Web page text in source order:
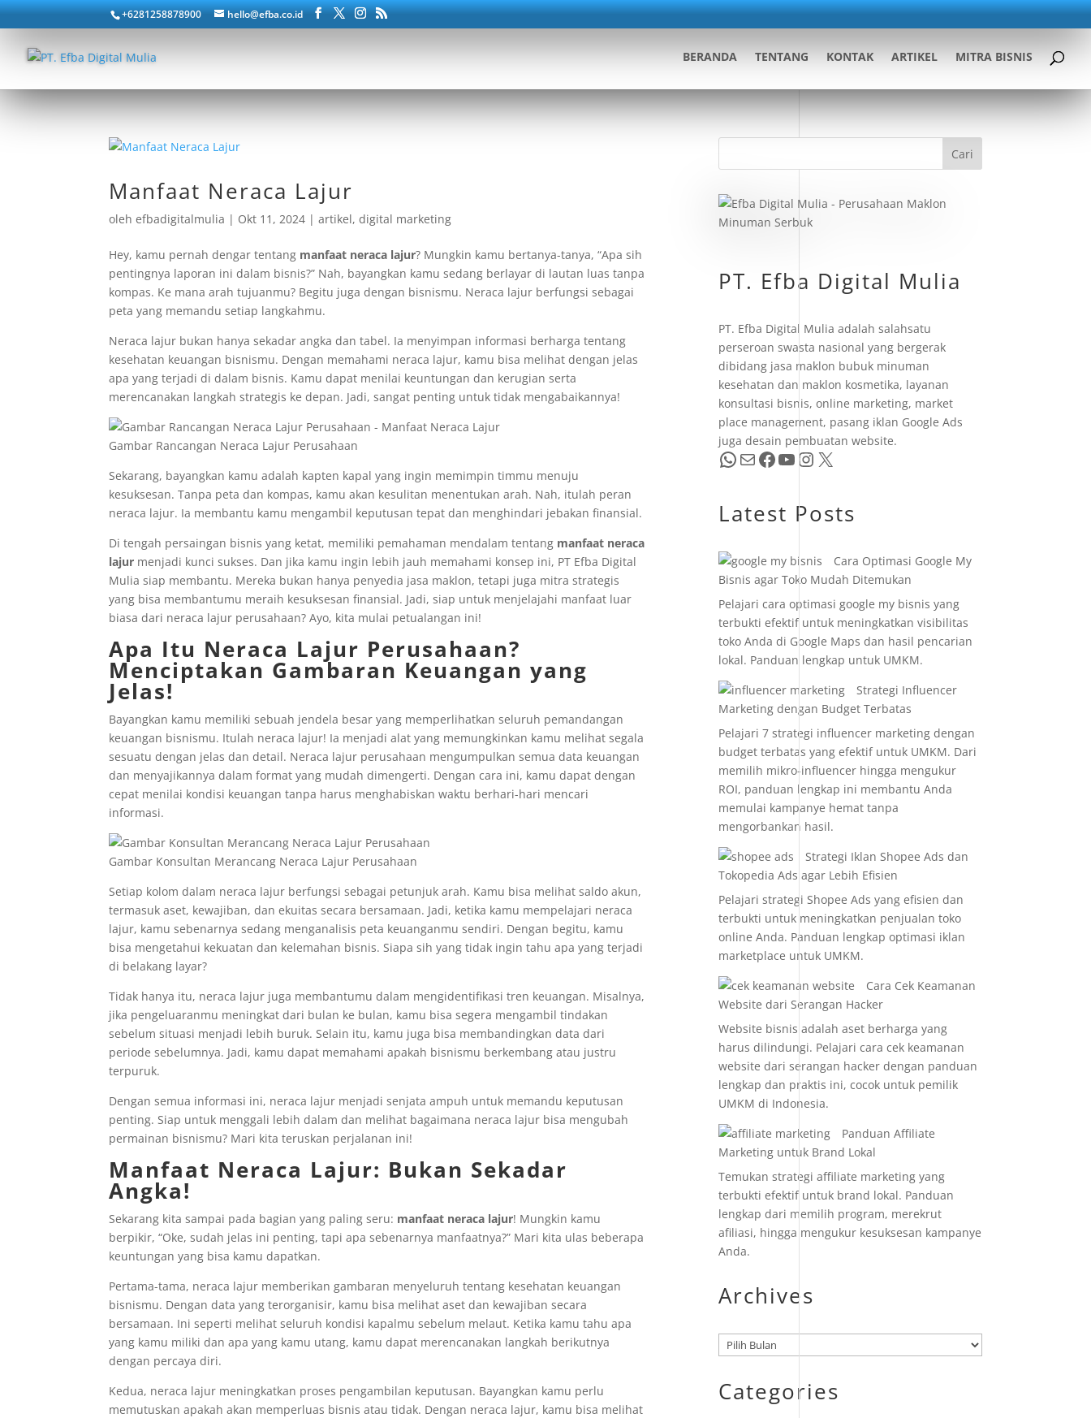
+6281258878900 hello@efba.co.id
BERANDA TENTANG KONTAK ARTIKEL MITRA BISNIS
Manfaat Neraca Lajur
olehefbadigitalmulia | Okt 11, 2024 |artikel,digital marketing
Hey, kamu pernah dengar tentang manfaat neraca lajur? Mungkin kamu bertanya-tanya, “Apa sih
pentingnya laporan ini dalam bisnis?” Nah, bayangkan kamu sedang berlayar di lautan luas tanpa
kompas. Ke mana arah tujuanmu? Begitu juga dengan bisnismu. Neraca lajur berfungsi sebagai
peta yang memandu setiap langkahmu.
Neraca lajur bukan hanya sekadar angka dan tabel. Ia menyimpan informasi berharga tentang
kesehatan keuangan bisnismu. Dengan memahami neraca lajur, kamu bisa melihat dengan jelas
apa yang terjadi di dalam bisnis. Kamu dapat menilai keuntungan dan kerugian serta
merencanakan langkah strategis ke depan. Jadi, sangat penting untuk tidak mengabaikannya!
Gambar Rancangan Neraca Lajur Perusahaan
Sekarang, bayangkan kamu adalah kapten kapal yang ingin memimpin timmu menuju
kesuksesan. Tanpa peta dan kompas, kamu akan kesulitan menentukan arah. Nah, itulah peran
neraca lajur. Ia membantu kamu mengambil keputusan tepat dan menghindari jebakan finansial.
Di tengah persaingan bisnis yang ketat, memiliki pemahaman mendalam tentang manfaat neraca
lajur menjadi kunci sukses. Dan jika kamu ingin lebih jauh memahami konsep ini, PT Efba Digital
Mulia siap membantu. Mereka bukan hanya penyedia jasa maklon, tetapi juga mitra strategis
yang bisa membantumu meraih kesuksesan finansial. Jadi, siap untuk menjelajahi manfaat luar
biasa dari neraca lajur perusahaan? Ayo, kita mulai petualangan ini!
Apa Itu Neraca Lajur Perusahaan?
Menciptakan Gambaran Keuangan yang
Jelas!
Bayangkan kamu memiliki sebuah jendela besar yang memperlihatkan seluruh pemandangan
keuangan bisnismu. Itulah neraca lajur! Ia menjadi alat yang memungkinkan kamu melihat segala
sesuatu dengan jelas dan detail. Neraca lajur perusahaan mengumpulkan semua data keuangan
dan menyajikannya dalam format yang mudah dimengerti. Dengan cara ini, kamu dapat dengan
cepat menilai kondisi keuangan tanpa harus menghabiskan waktu berhari-hari mencari
informasi.
Gambar Konsultan Merancang Neraca Lajur Perusahaan
Setiap kolom dalam neraca lajur berfungsi sebagai petunjuk arah. Kamu bisa melihat saldo akun,
termasuk aset, kewajiban, dan ekuitas secara bersamaan. Jadi, ketika kamu mempelajari neraca
lajur, kamu sebenarnya sedang menganalisis peta keuanganmu sendiri. Dengan begitu, kamu
bisa mengetahui kekuatan dan kelemahan bisnis. Siapa sih yang tidak ingin tahu apa yang terjadi
di belakang layar?
Tidak hanya itu, neraca lajur juga membantumu dalam mengidentifikasi tren keuangan. Misalnya,
jika pengeluaranmu meningkat dari bulan ke bulan, kamu bisa segera mengambil tindakan
sebelum situasi menjadi lebih buruk. Selain itu, kamu juga bisa membandingkan data dari
periode sebelumnya. Jadi, kamu dapat memahami apakah bisnismu berkembang atau justru
terpuruk.
Dengan semua informasi ini, neraca lajur menjadi senjata ampuh untuk memandu keputusan
penting. Siap untuk menggali lebih dalam dan melihat bagaimana neraca lajur bisa mengubah
permainan bisnismu? Mari kita teruskan perjalanan ini!
Manfaat Neraca Lajur: Bukan Sekadar
Angka!
Sekarang kita sampai pada bagian yang paling seru: manfaat neraca lajur! Mungkin kamu
berpikir, “Oke, sudah jelas ini penting, tapi apa sebenarnya manfaatnya?” Mari kita ulas beberapa
keuntungan yang bisa kamu dapatkan.
Pertama-tama, neraca lajur memberikan gambaran menyeluruh tentang kesehatan keuangan
bisnismu. Dengan data yang terorganisir, kamu bisa melihat aset dan kewajiban secara
bersamaan. Ini seperti melihat seluruh kondisi kapalmu sebelum melaut. Ketika kamu tahu apa
yang kamu miliki dan apa yang kamu utang, kamu dapat merencanakan langkah berikutnya
dengan percaya diri.
Kedua, neraca lajur meningkatkan proses pengambilan keputusan. Bayangkan kamu perlu
memutuskan apakah akan memperluas bisnis atau tidak. Dengan neraca lajur, kamu bisa melihat
Cari
PT. Efba Digital Mulia
PT. Efba Digital Mulia adalah salahsatu
perseroan swasta nasional yang bergerak
dibidang jasa maklon bubuk minuman
kesehatan dan maklon kosmetika, layanan
konsultasi bisnis, online marketing, market
place management, pasang iklan Google Ads
juga desain pembuatan website.
WhatsApp Mail Facebook YouTube InstagramX
Latest Posts
Cara Optimasi Google My
Bisnis agar Toko Mudah Ditemukan
Pelajari cara optimasi google my bisnis yang
terbukti efektif untuk meningkatkan visibilitas
toko Anda di Google Maps dan hasil pencarian
lokal. Panduan lengkap untuk UMKM.
Strategi Influencer
Marketing dengan Budget Terbatas
Pelajari 7 strategi influencer marketing dengan
budget terbatas yang efektif untuk UMKM. Dari
memilih mikro-influencer hingga mengukur
ROI, panduan lengkap ini membantu Anda
memulai kampanye hemat tanpa
mengorbankan hasil.
Strategi Iklan Shopee Ads dan
Tokopedia Ads agar Lebih Efisien
Pelajari strategi Shopee Ads yang efisien dan
terbukti untuk meningkatkan penjualan toko
online Anda. Panduan lengkap optimasi iklan
marketplace untuk UMKM.
Cara Cek Keamanan
Website dari Serangan Hacker
Website bisnis adalah aset berharga yang
harus dilindungi. Pelajari cara cek keamanan
website dari serangan hacker dengan panduan
lengkap dan praktis ini, cocok untuk pemilik
UMKM di Indonesia.
Panduan Affiliate
Marketing untuk Brand Lokal
Temukan strategi affiliate marketing yang
terbukti efektif untuk brand lokal. Panduan
lengkap dari memilih program, merekrut
afiliasi, hingga mengukur kesuksesan kampanye
Anda.
Archives
Arsip
Categories